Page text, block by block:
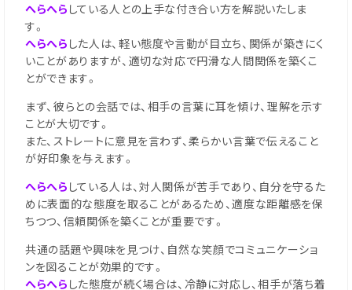
へらへら している人との上手な付き合い方を解説いたしま
す。
へらへら した人は、軽い態度や言動が目立ち、関係が築きにく
いことがありますが、適切な対応で円滑な人間関係を築くこ
とができます。
まず、彼らとの会話では、相手の言葉に耳を傾け、理解を示す
ことが大切です。
また、ストレートに意見を言わず、柔らかい言葉で伝えること
が好印象を与えます。
へらへら している人は、対人関係が苦手であり、自分を守るた
めに表面的な態度を取ることがあるため、適度な距離感を保
ちつつ、信頼関係を築くことが重要です。
共通の話題や興味を見つけ、自然な笑顔でコミュニケーショ
ンを図ることが効果的です。
へらへら した態度が続く場合は、冷静に対応し、相手が落ち着